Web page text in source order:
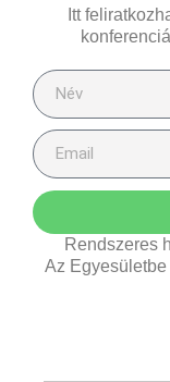
Itt
Rendszeres
Az